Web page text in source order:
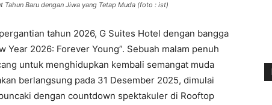
Tahun Baru dengan Jiwa yang Tetap Muda (foto : ist)
tahun 2026, G Suites Hotel dengan bangga
Year 2026: Forever Young”. Sebuah malam penuh
untuk menghidupkan kembali semangat muda
berlangsung pada 31 Desember 2025, dimulai
dengan countdown spektakuler di Rooftop